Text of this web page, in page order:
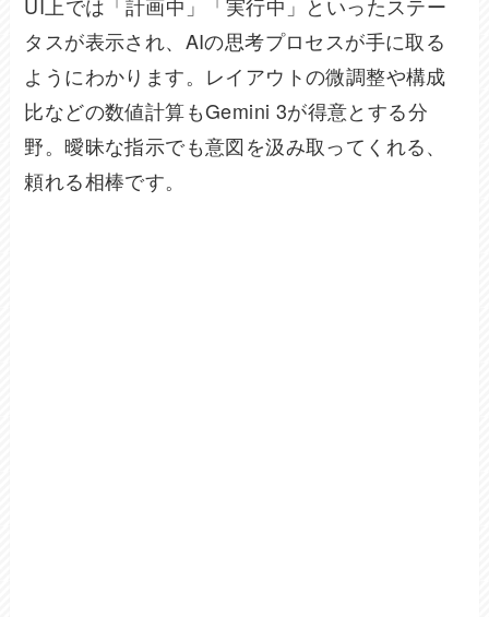
タスが表示され、AIの思考プロセスが手に取る
ようにわかります。レイアウトの微調整や構成
比などの数値計算もGemini 3が得意とする分
野。曖昧な指示でも意図を汲み取ってくれる、
頼れる相棒です。